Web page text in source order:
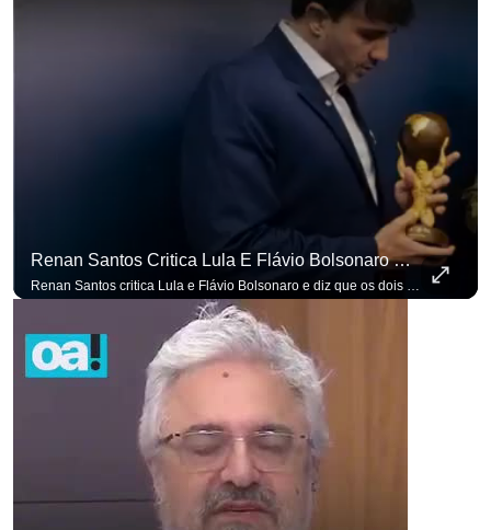
Renan Santos Critica Lula E Flávio Bolsonaro E Diz Que Os Dois São Lados Da Mesma Moeda.
Renan Santos critica Lula e Flávio Bolsonaro e diz que os dois são lados da mesma moeda. #OAntagonista Se você busca informação com credibilidade, inscreva-se agora e ative o